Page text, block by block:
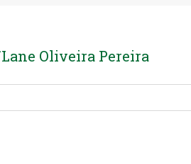
Oliveira Pereira